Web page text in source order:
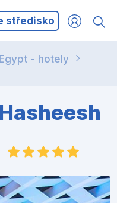
středisko
Egypt - hotely